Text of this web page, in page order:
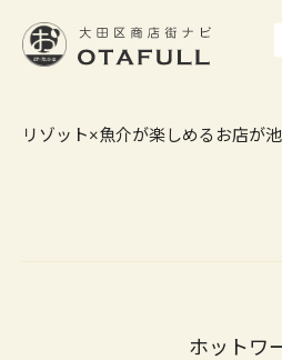
リゾット×魚介が楽しめるお店が
ホットワ